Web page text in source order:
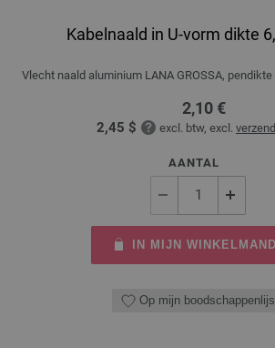
Kabelnaald in U-vorm dikte
Vlecht naald aluminium LANA GROSSA,
2,10 €
2,45 $ excl. btw, excl.
AANTAL
IN MIJN
Op mijn